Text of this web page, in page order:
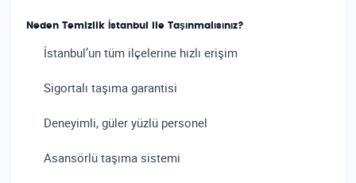
Neden Temizlik İstanbul ile Taşınmalısınız?
İstanbul’un tüm ilçelerine hızlı erişim
Sigortalı taşıma garantisi
Deneyimli, güler yüzlü personel
Asansörlü taşıma sistemi